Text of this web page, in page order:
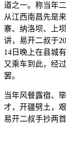
道之一。称当年
从江西南昌先是
寨、纳洛坝、上
讲，易开二叔于
14日晚上在县城
又乘车到此，经
罢。
当年风餐露宿、
才，开疆劈土，
易开二叔手抄两